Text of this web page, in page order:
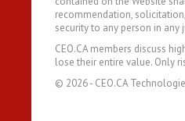
recommendation,
security to any person in any
CEO.CA members discuss
lose their entire value. Only
© 2026- CEO.CA